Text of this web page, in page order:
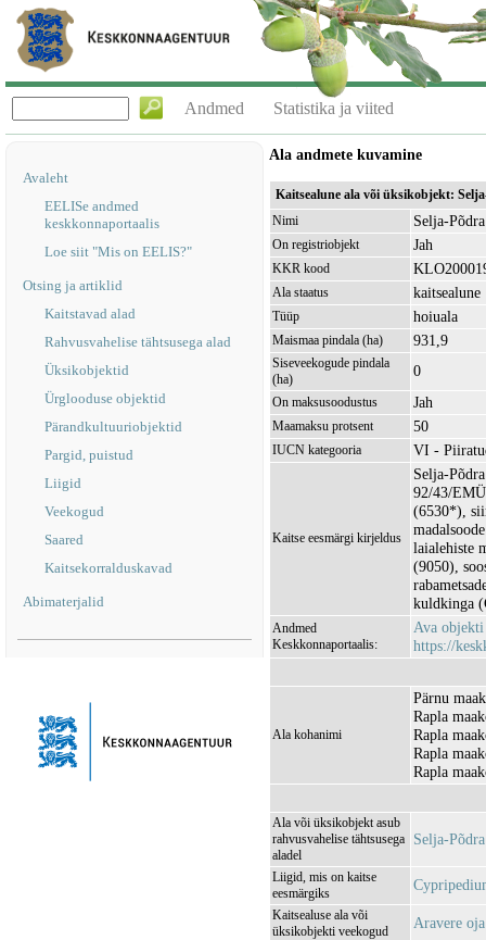
Andmed Statistika ja viited
Avaleht
EELISe andmed
keskkonnaportaalis
Loe siit "Mis on EELIS?"
Otsing ja artiklid
Kaitstavad alad
Rahvusvahelise tähtsusega alad
Üksikobjektid
Ürglooduse objektid
Pärandkultuuriobjektid
Pargid, puistud
Liigid
Veekogud
Saared
Kaitsekorralduskavad
Abimaterjalid
Ala andmete kuvamine
Kaitsealune ala või üksikobjekt:
Nimi
Selja-
On registriobjekt Jah
KKR kood
Ala staatus kaitsealune
Tüüp hoiuala
Maismaa pindala (ha) 931,9
Siseveekogude pindala
(ha)
0
On maksusoodustus Jah
Maamaksu protsent 50
IUCN kategooria VI -
Kaitse eesmärgi kirjeldus
Selja-
92/43/
(6530*),
laialehiste
(9050),
kuldkinga
Andmed
Keskkonnaportaalis:
Ava objekti
https://
Ala kohanimi
Pärnu
Rapla
Rapla
Rapla
Rapla
Ala või üksikobjekt asub
rahvusvahelise tähtsusega
aladel
Selja-
Liigid, mis on kaitse
eesmärgiks
Kaitsealuse ala või
üksikobjekti veekogud
Aravere